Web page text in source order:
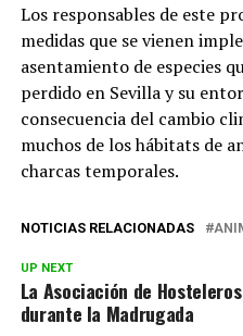
Los responsables de este
medidas que se vienen
asentamiento de especies
perdido en Sevilla y su
consecuencia del cambio
muchos de los hábitats de
charcas temporales.
NOTICIAS RELACIONADAS
UP NEXT
La Asociación de
durante la Madrugada